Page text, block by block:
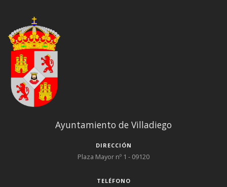
Ayuntamiento de Villadiego
DIRECCIÓN
Plaza Mayor nº 1 - 09120
TELÉFONO